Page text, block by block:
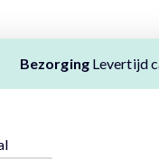
BezorgingLevertijd